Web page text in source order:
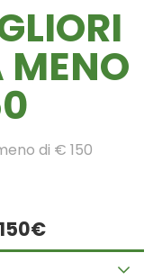
MENO
di € 150